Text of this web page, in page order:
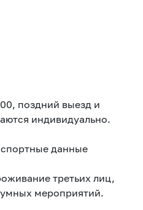
поздний выезд и
индивидуально.
данные
третьих лиц,
мероприятий.